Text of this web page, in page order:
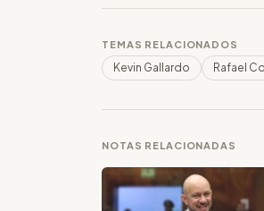
TEMAS RELACIONADOS
Kevin Gallardo Rafael
NOTAS RELACIONADAS